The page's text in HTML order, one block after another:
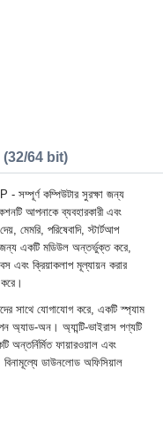
64 bit)
কম্পিউটার সুরক্ষা জন্য
আপনাকে ব্যবহারকারী এবং
মেমরি, পরিষেবাদি, স্টার্টআপ
জন্য একটি মডিউল অন্তর্ভুক্ত করে,
এবং ক্রিয়াকলাপ মূল্যায়ন করার
সাথে যোগাযোগ করে, একটি স্প্যাম
অ্যাড-অন। অ্যান্টি-ভাইরাস পণ্যটি
অন্তর্নির্মিত ফায়ারওয়াল এবং
বিনামূল্যে ডাউনলোড অফিসিয়াল